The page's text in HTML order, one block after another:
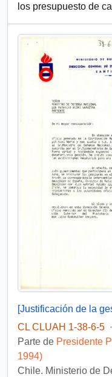
los presupuesto de
CL CLUAH 1-38-6-5 ·
Parte de Presidente
1994)
Chile. Ministerio de